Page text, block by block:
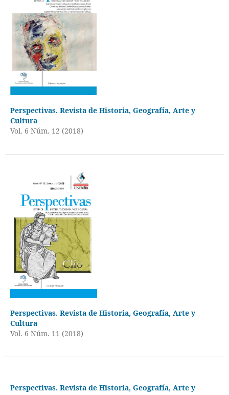
Perspectivas. Revista de Historia, Geografía, Arte y
Cultura
Vol. 6 Núm. 12 (2018)
Perspectivas. Revista de Historia, Geografía, Arte y
Cultura
Vol. 6 Núm. 11 (2018)
Perspectivas. Revista de Historia, Geografía, Arte y